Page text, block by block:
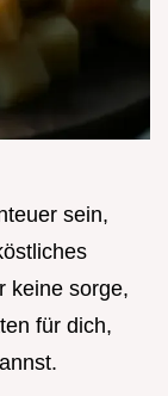
sein,
keine sorge,
für dich,